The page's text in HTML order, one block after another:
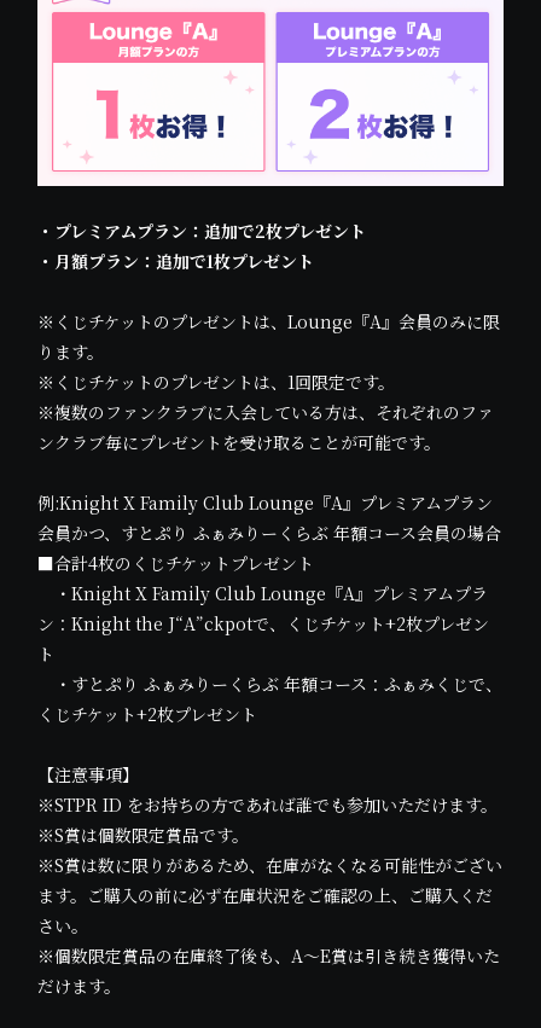
・プレミアムプラン：追加で2枚プレゼント
・月額プラン：追加で1枚プレゼント
※くじチケットのプレゼントは、Lounge『A』会員のみに限
ります。
※くじチケットのプレゼントは、1回限定です。
※複数のファンクラブに入会している方は、それぞれのファ
ンクラブ毎にプレゼントを受け取ることが可能です。
例:Knight X Family Club Lounge『A』プレミアムプラン
会員かつ、すとぷり ふぁみりーくらぶ 年額コース会員の場合
■合計4枚のくじチケットプレゼント
・Knight X Family Club Lounge『A』プレミアムプラ
ン：Knight the J“A”ckpotで、くじチケット+2枚プレゼン
ト
・すとぷり ふぁみりーくらぶ 年額コース：ふぁみくじで、
くじチケット+2枚プレゼント
【注意事項】
※STPR ID をお持ちの方であれば誰でも参加いただけます。
※S賞は個数限定賞品です。
※S賞は数に限りがあるため、在庫がなくなる可能性がござい
ます。ご購入の前に必ず在庫状況をご確認の上、ご購入くだ
さい。
※個数限定賞品の在庫終了後も、A〜E賞は引き続き獲得いた
だけます。